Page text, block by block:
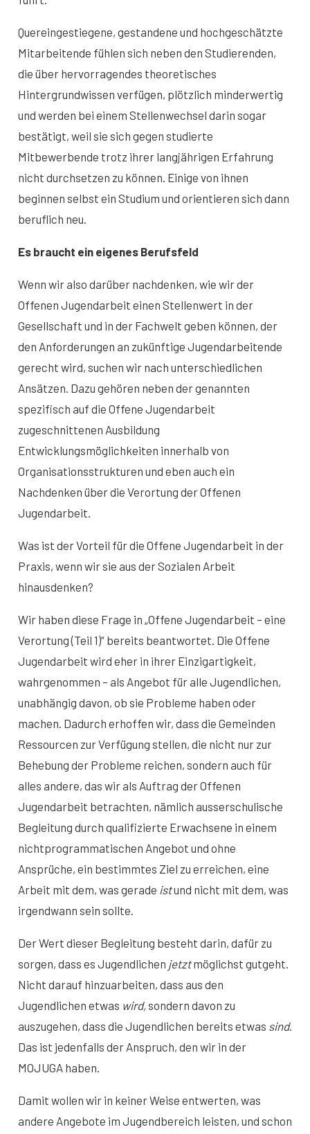
Quereingestiegene, gestandene und hochgeschätzte
Mitarbeitende fühlen sich neben den Studierenden,
die über hervorragendes theoretisches
Hintergrundwissen verfügen, plötzlich minderwertig
und werden bei einem Stellenwechsel darin sogar
bestätigt, weil sie sich gegen studierte
Mitbewerbende trotz ihrer langjährigen Erfahrung
nicht durchsetzen zu können. Einige von ihnen
beginnen selbst ein Studium und orientieren sich dann
beruflich neu.
Es braucht ein eigenes Berufsfeld
Wenn wir also darüber nachdenken, wie wir der
Offenen Jugendarbeit einen Stellenwert in der
Gesellschaft und in der Fachwelt geben können, der
den Anforderungen an zukünftige Jugendarbeitende
gerecht wird, suchen wir nach unterschiedlichen
Ansätzen. Dazu gehören neben der genannten
spezifisch auf die Offene Jugendarbeit
zugeschnittenen Ausbildung
Entwicklungsmöglichkeiten innerhalb von
Organisationsstrukturen und eben auch ein
Nachdenken über die Verortung der Offenen
Jugendarbeit.
Was ist der Vorteil für die Offene Jugendarbeit in der
Praxis, wenn wir sie aus der Sozialen Arbeit
hinausdenken?
Wir haben diese Frage in „Offene Jugendarbeit – eine
Verortung (Teil 1)“ bereits beantwortet. Die Offene
Jugendarbeit wird eher in ihrer Einzigartigkeit,
wahrgenommen – als Angebot für alle Jugendlichen,
unabhängig davon, ob sie Probleme haben oder
machen. Dadurch erhoffen wir, dass die Gemeinden
Ressourcen zur Verfügung stellen, die nicht nur zur
Behebung der Probleme reichen, sondern auch für
alles andere, das wir als Auftrag der Offenen
Jugendarbeit betrachten, nämlich ausserschulische
Begleitung durch qualifizierte Erwachsene in einem
nichtprogrammatischen Angebot und ohne
Ansprüche, ein bestimmtes Ziel zu erreichen, eine
Arbeit mit dem, was gerade istund nicht mit dem, was
irgendwann sein sollte.
Der Wert dieser Begleitung besteht darin, dafür zu
sorgen, dass es Jugendlichen jetztmöglichst gutgeht.
Nicht darauf hinzuarbeiten, dass aus den
Jugendlichen etwas wird,sondern davon zu
auszugehen, dass die Jugendlichen bereits etwas sind.
Das ist jedenfalls der Anspruch, den wir in der
MOJUGA haben.
Damit wollen wir in keiner Weise entwerten, was
andere Angebote im Jugendbereich leisten, und schon